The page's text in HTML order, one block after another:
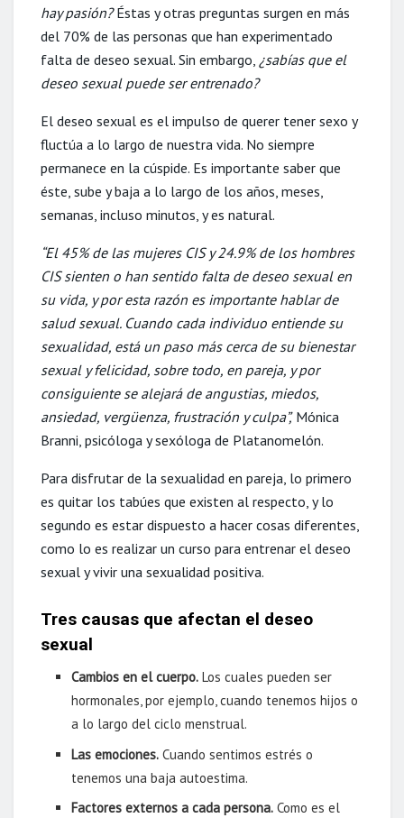
hay pasión?Éstas y otras preguntas surgen en más
del 70% de las personas que han experimentado
falta de deseo sexual. Sin embargo, ¿sabías que el
deseo sexual puede ser entrenado?
El deseo sexual es el impulso de querer tener sexo y
fluctúa a lo largo de nuestra vida. No siempre
permanece en la cúspide. Es importante saber que
éste, sube y baja a lo largo de los años, meses,
semanas, incluso minutos, y es natural.
“El 45% de las mujeres CIS y 24.9% de los hombres
CIS sienten o han sentido falta de deseo sexual en
su vida, y por esta razón es importante hablar de
salud sexual. Cuando cada individuo entiende su
sexualidad, está un paso más cerca de su bienestar
sexual y felicidad, sobre todo, en pareja, y por
consiguiente se alejará de angustias, miedos,
ansiedad, vergüenza, frustración y culpa”,Mónica
Branni, psicóloga y sexóloga de Platanomelón.
Para disfrutar de la sexualidad en pareja, lo primero
es quitar los tabúes que existen al respecto, y lo
segundo es estar dispuesto a hacer cosas diferentes,
como lo es realizar un curso para entrenar el deseo
sexual y vivir una sexualidad positiva.
Tres causas que afectan el deseo
sexual
Cambios en el cuerpo. Los cuales pueden ser
hormonales, por ejemplo, cuando tenemos hijos o
a lo largo del ciclo menstrual.
Las emociones. Cuando sentimos estrés o
tenemos una baja autoestima.
Factores externos a cada persona. Como es el